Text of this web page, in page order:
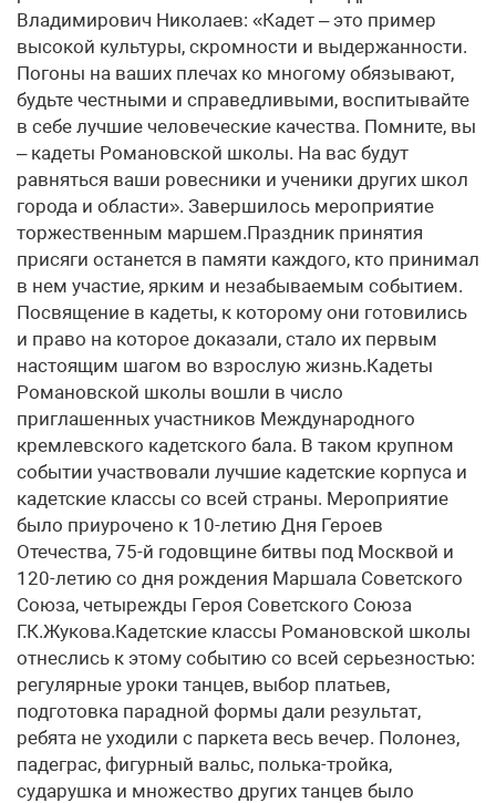
Владимирович Николаев: «Кадет – это пример
высокой культуры, скромности и выдержанности.
Погоны на ваших плечах ко многому обязывают,
будьте честными и справедливыми, воспитывайте
в себе лучшие человеческие качества. Помните, вы
– кадеты Романовской школы. На вас будут
равняться ваши ровесники и ученики других школ
города и области». Завершилось мероприятие
торжественным маршем.Праздник принятия
присяги останется в памяти каждого, кто принимал
в нем участие, ярким и незабываемым событием.
Посвящение в кадеты, к которому они готовились
и право на которое доказали, стало их первым
настоящим шагом во взрослую жизнь.Кадеты
Романовской школы вошли в число
приглашенных участников Международного
кремлевского кадетского бала. В таком крупном
событии участвовали лучшие кадетские корпуса и
кадетские классы со всей страны. Мероприятие
было приурочено к 10-летию Дня Героев
Отечества, 75-й годовщине битвы под Москвой и
120-летию со дня рождения Маршала Советского
Союза, четырежды Героя Советского Союза
Г.К.Жукова.Кадетские классы Романовской школы
отнеслись к этому событию со всей серьезностью:
регулярные уроки танцев, выбор платьев,
подготовка парадной формы дали результат,
ребята не уходили с паркета весь вечер. Полонез,
падеграс, фигурный вальс, полька-тройка,
сударушка и множество других танцев было